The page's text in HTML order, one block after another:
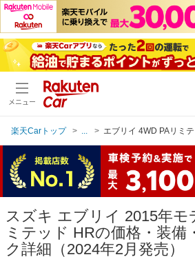
メニュー
楽天Carトップ エブリイ 4WD PAリミ
スズキ エブリイ 2015年モ
ミテッド HRの価格・装備
ク詳細（2024年2月発売）